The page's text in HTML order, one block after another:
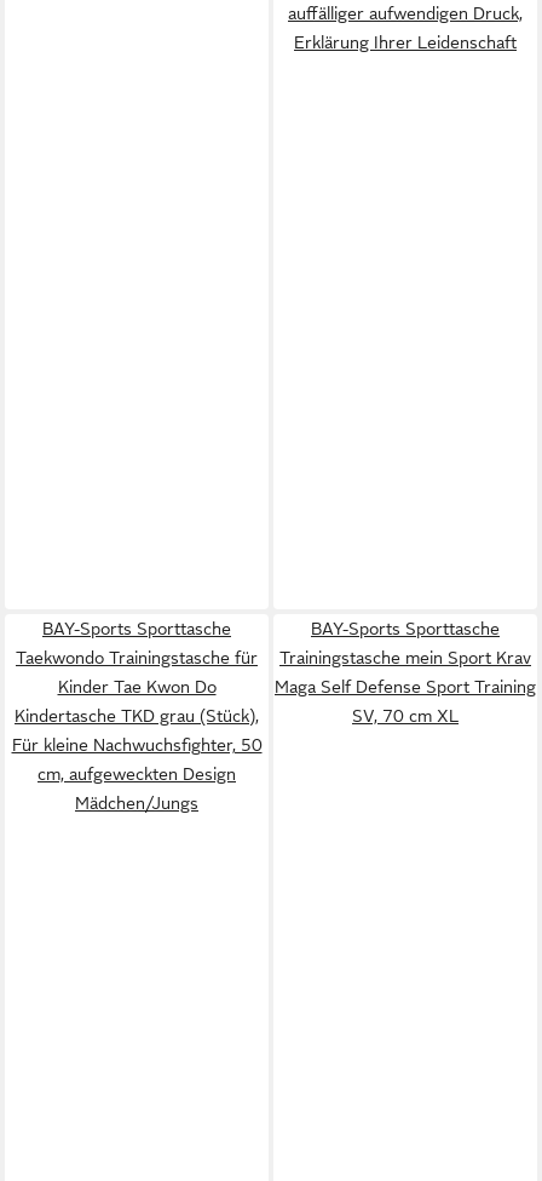
auffälliger aufwendigen Druck,
Erklärung Ihrer Leidenschaft
BAY-Sports Sporttasche
Taekwondo Trainingstasche für
Kinder Tae Kwon Do
Kindertasche TKD grau (Stück),
Für kleine Nachwuchsfighter, 50
cm, aufgeweckten Design
Mädchen/Jungs
BAY-Sports Sporttasche
Trainingstasche mein Sport Krav
Maga Self Defense Sport Training
SV, 70 cm XL